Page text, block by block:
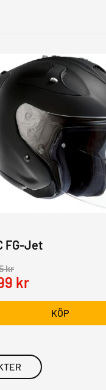
FG-Jet
kr
kr
KÖP